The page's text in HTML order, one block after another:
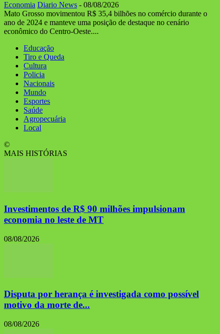
Economia Diario News - 08/08/2026
Mato Grosso movimentou R$ 35,4 bilhões no comércio durante o
ano de 2024 e manteve uma posição de destaque no cenário
econômico do Centro-Oeste....
Educação
Tiro e Queda
Cultura
Policia
Nacionais
Mundo
Esportes
Saúde
Agropecuária
Local
©
MAIS HISTÓRIAS
Investimentos de R$ 90 milhões impulsionam
economia no leste de MT
08/08/2026
Disputa por herança é investigada como possível
motivo da morte de...
08/08/2026